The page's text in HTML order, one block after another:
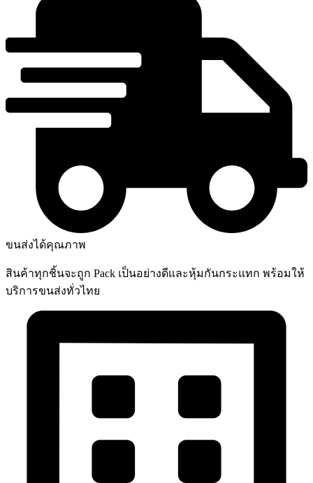
ขนส่งได้คุณภาพ
สินค้าทุกชิ้นจะถูก Pack เป็นอย่างดีและหุ้มกันกระแทก พร้อมให้
บริการขนส่งทั่วไทย